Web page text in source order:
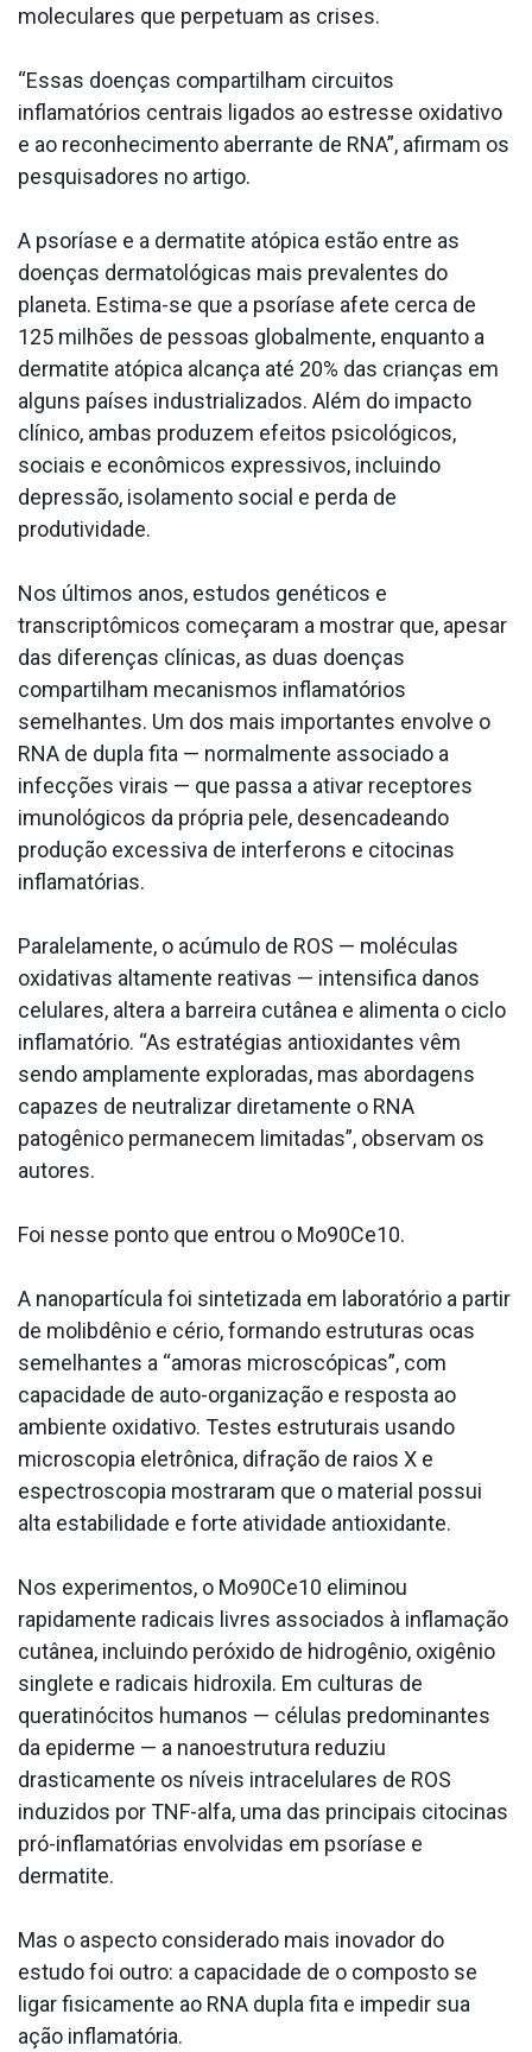
moleculares que perpetuam as crises.
“Essas doenças compartilham circuitos
inflamatórios centrais ligados ao estresse oxidativo
e ao reconhecimento aberrante de RNA”, afirmam os
pesquisadores no artigo.
A psoríase e a dermatite atópica estão entre as
doenças dermatológicas mais prevalentes do
planeta. Estima-se que a psoríase afete cerca de
125 milhões de pessoas globalmente, enquanto a
dermatite atópica alcança até 20% das crianças em
alguns países industrializados. Além do impacto
clínico, ambas produzem efeitos psicológicos,
sociais e econômicos expressivos, incluindo
depressão, isolamento social e perda de
produtividade.
Nos últimos anos, estudos genéticos e
transcriptômicos começaram a mostrar que, apesar
das diferenças clínicas, as duas doenças
compartilham mecanismos inflamatórios
semelhantes. Um dos mais importantes envolve o
RNA de dupla fita — normalmente associado a
infecções virais — que passa a ativar receptores
imunológicos da própria pele, desencadeando
produção excessiva de interferons e citocinas
inflamatórias.
Paralelamente, o acúmulo de ROS — moléculas
oxidativas altamente reativas — intensifica danos
celulares, altera a barreira cutânea e alimenta o ciclo
inflamatório. “As estratégias antioxidantes vêm
sendo amplamente exploradas, mas abordagens
capazes de neutralizar diretamente o RNA
patogênico permanecem limitadas”, observam os
autores.
Foi nesse ponto que entrou o Mo90Ce10.
A nanopartícula foi sintetizada em laboratório a partir
de molibdênio e cério, formando estruturas ocas
semelhantes a “amoras microscópicas”, com
capacidade de auto-organização e resposta ao
ambiente oxidativo. Testes estruturais usando
microscopia eletrônica, difração de raios X e
espectroscopia mostraram que o material possui
alta estabilidade e forte atividade antioxidante.
Nos experimentos, o Mo90Ce10 eliminou
rapidamente radicais livres associados à inflamação
cutânea, incluindo peróxido de hidrogênio, oxigênio
singlete e radicais hidroxila. Em culturas de
queratinócitos humanos — células predominantes
da epiderme — a nanoestrutura reduziu
drasticamente os níveis intracelulares de ROS
induzidos por TNF-alfa, uma das principais citocinas
pró-inflamatórias envolvidas em psoríase e
dermatite.
Mas o aspecto considerado mais inovador do
estudo foi outro: a capacidade de o composto se
ligar fisicamente ao RNA dupla fita e impedir sua
ação inflamatória.